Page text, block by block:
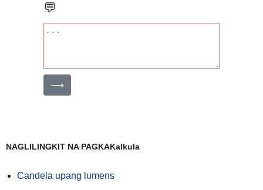
💬
⟶
NAGLILINGKIT NA PAGKAKalkula
Candela upang lumens